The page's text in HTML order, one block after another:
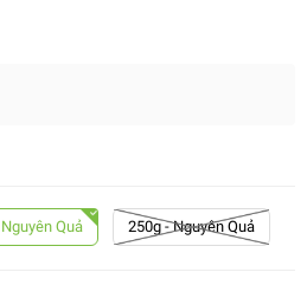
Quả 250g - Nguyên Quả